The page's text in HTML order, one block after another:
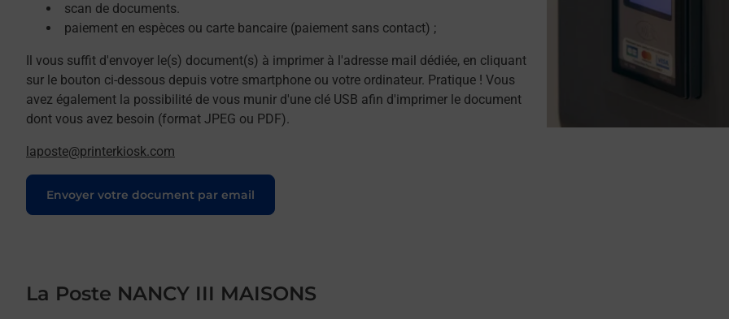
scan de documents.
paiement en espèces ou carte bancaire (paiement sans contact) ;
Il vous suffit d'envoyer le(s) document(s) à imprimer à l'adresse mail dédiée, en cliquant
sur le bouton ci-dessous depuis votre smartphone ou votre ordinateur. Pratique ! Vous
avez également la possibilité de vous munir d'une clé USB afin d'imprimer le document
dont vous avez besoin (format JPEG ou PDF).
laposte@printerkiosk.com
Envoyer votre document par email
Le lien s'ouvre dans un nouvel onglet
La Poste NANCY III MAISONS